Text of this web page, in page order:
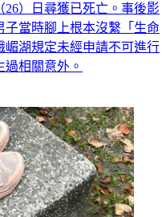
）日尋獲已死亡。事後影
子當時腳上根本沒繫「生命
湖規定未經申請不可進行
相關意外。